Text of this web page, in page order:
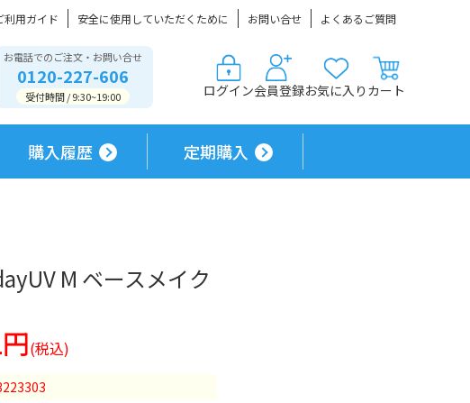
利用ガイド 安全に使用していただくために お問い合せ よくあるご質問
お電話でのご注文・お問い合せ
0120-227-606
受付時間 / 9:30~19:00 ログイン会員登録お気に入り カート
購入履歴 定期購入
M ベースメイク